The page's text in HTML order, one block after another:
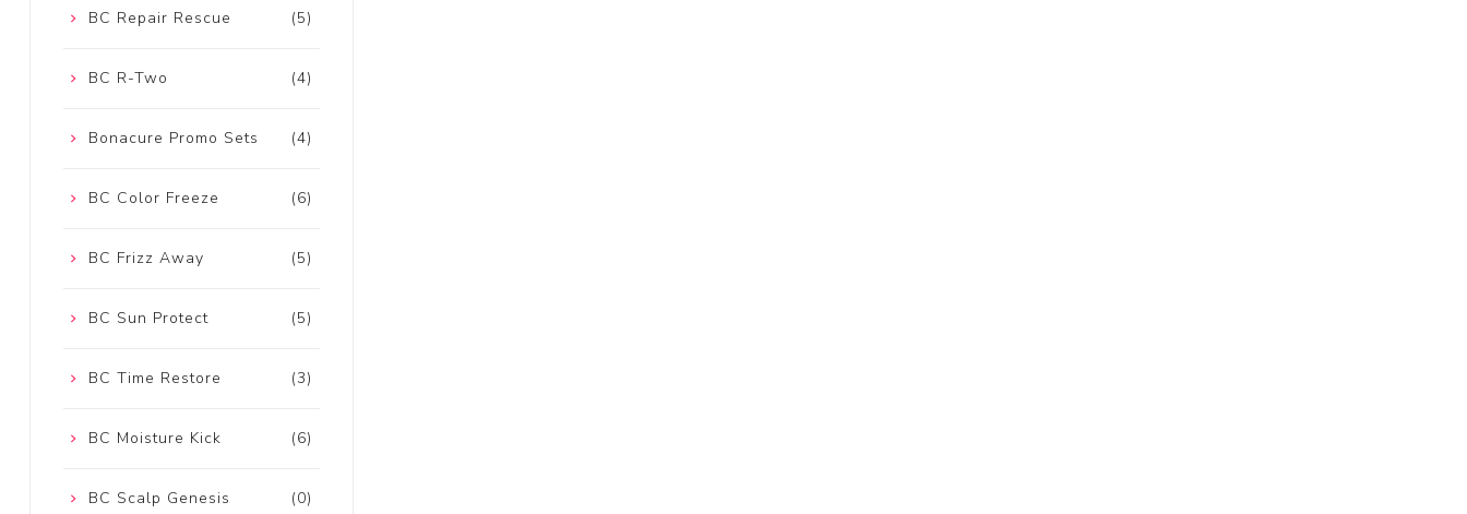
(5)
BC Repair Rescue
(4)
BC R-Two
(4)
Bonacure Promo Sets
(6)
BC Color Freeze
(5)
BC Frizz Away
(5)
BC Sun Protect
(3)
BC Time Restore
(6)
BC Moisture Kick
(0)
BC Scalp Genesis